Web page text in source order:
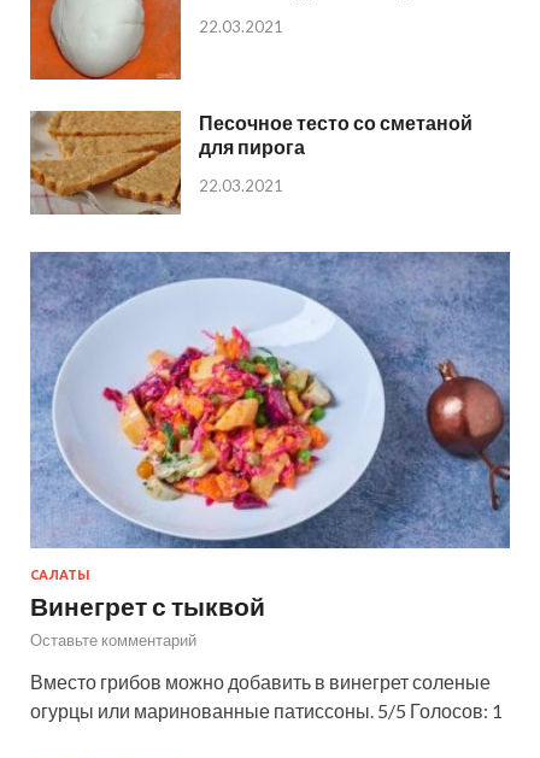
22.03.2021
Песочное тесто со сметаной
для пирога
22.03.2021
САЛАТЫ
Винегрет с тыквой
Оставьте комментарий
Вместо грибов можно добавить в винегрет соленые
огурцы или маринованные патиссоны. 5/5 Голосов: 1